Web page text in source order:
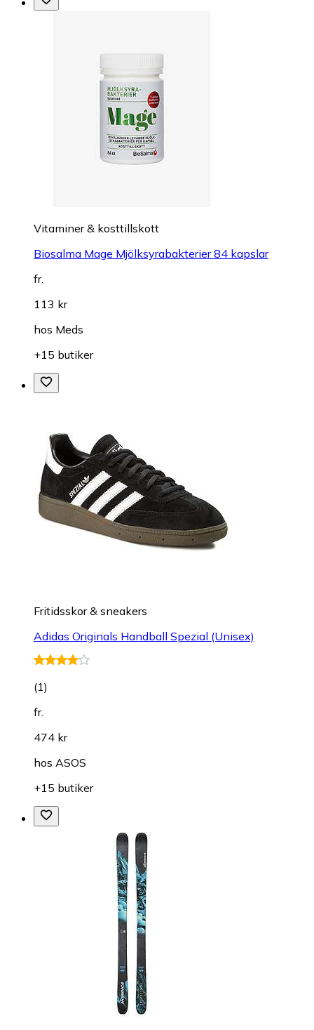
Vitaminer & kosttillskott
Biosalma Mage Mjölksyrabakterier 84 kapslar
fr.
113 kr
hos Meds
+15 butiker
Fritidsskor & sneakers
Adidas Originals Handball Spezial (Unisex)
(1)
fr.
474 kr
hos ASOS
+15 butiker